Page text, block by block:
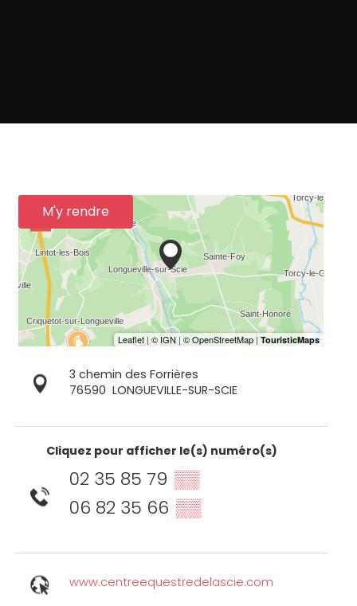
M'y rendre
3 chemin des Forrières
76590 LONGUEVILLE-SUR-SCIE
Cliquez pour afficher le(s) numéro(s)
02 35 85 79 ▒▒
06 82 35 66 ▒▒
www.centreequestredelascie.com